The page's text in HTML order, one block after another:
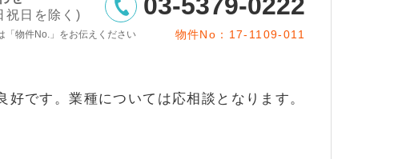
日を除く)
03-5379-0222
「物件No.」をお伝えください 物件No：17-1109-011
です。業種については応相談となります。